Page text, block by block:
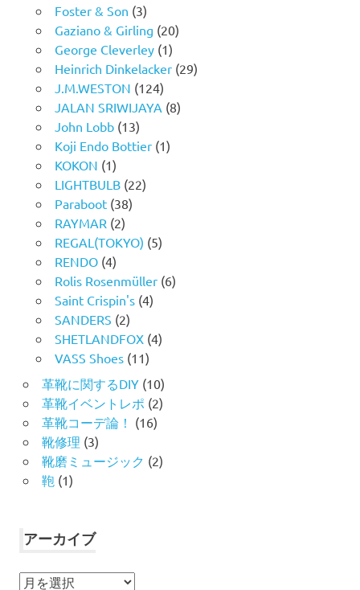
Foster & Son (3)
Gaziano & Girling (20)
George Cleverley(1)
Heinrich Dinkelacker(29)
J.M.WESTON (124)
JALAN SRIWIJAYA (8)
John Lobb(13)
Koji Endo Bottier(1)
KOKON (1)
LIGHTBULB(22)
Paraboot(38)
RAYMAR (2)
REGAL(TOKYO) (5)
RENDO(4)
Rolis Rosenmüller(6)
Saint Crispin's(4)
SANDERS (2)
SHETLANDFOX(4)
VASS Shoes(11)
革靴に関するDIY(10)
革靴イベントレポ (2)
革靴コーデ論！ (16)
靴修理 (3)
靴磨ミュージック (2)
鞄 (1)
アーカイブ
ア